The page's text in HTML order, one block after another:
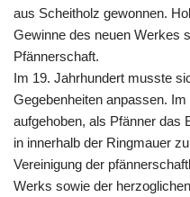
aus Scheitholz gewonnen.
Gewinne des neuen Werkes
Pfännerschaft.
Im 19. Jahrhundert musste
Gegebenheiten anpassen.
aufgehoben, als Pfänner das
in innerhalb der Ringmauer
Vereinigung der
Werks sowie der